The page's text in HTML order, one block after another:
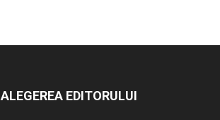
ALEGEREA EDITORULUI